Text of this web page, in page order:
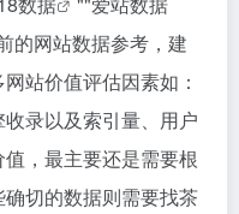
的网站数据参考，建
站价值评估因素如：
录以及索引量、用户
，最主要还是需要根
切的数据则需要找茶